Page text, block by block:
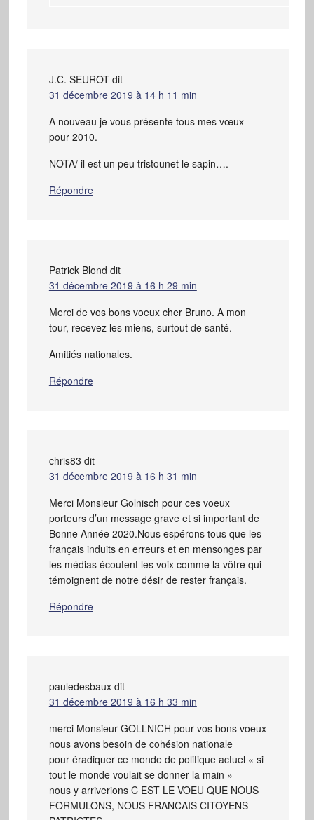
J.C. SEUROT dit
31 décembre 2019 à 14 h 11 min
A nouveau je vous présente tous mes vœux
pour 2010.
NOTA/ il est un peu tristounet le sapin….
Répondre
Patrick Blond dit
31 décembre 2019 à 16 h 29 min
Merci de vos bons voeux cher Bruno. A mon
tour, recevez les miens, surtout de santé.
Amitiés nationales.
Répondre
chris83 dit
31 décembre 2019 à 16 h 31 min
Merci Monsieur Golnisch pour ces voeux
porteurs d’un message grave et si important de
Bonne Année 2020.Nous espérons tous que les
français induits en erreurs et en mensonges par
les médias écoutent les voix comme la vôtre qui
témoignent de notre désir de rester français.
Répondre
pauledesbaux dit
31 décembre 2019 à 16 h 33 min
merci Monsieur GOLLNICH pour vos bons voeux
nous avons besoin de cohésion nationale
pour éradiquer ce monde de politique actuel « si
tout le monde voulait se donner la main »
nous y arriverions C EST LE VOEU QUE NOUS
FORMULONS, NOUS FRANCAIS CITOYENS